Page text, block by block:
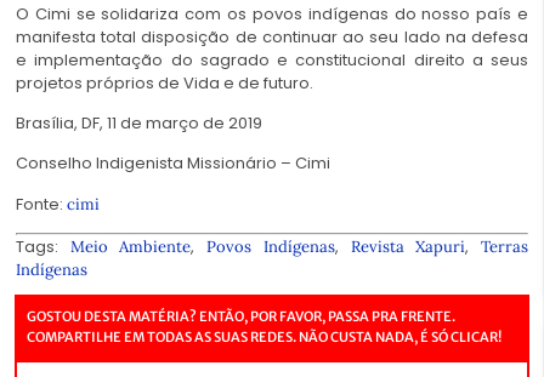
O Cimi se solidariza com os povos indígenas do nosso país e
manifesta total disposição de continuar ao seu lado na defesa
e implementação do sagrado e constitucional direito a seus
projetos próprios de Vida e de futuro.
Brasília, DF, 11 de março de 2019
Conselho Indigenista Missionário – Cimi
Fonte: cimi
Tags: Meio Ambiente,Povos Indígenas, Revista Xapuri,Terras
Indígenas
GOSTOU DESTA MATÉRIA? ENTÃO, POR FAVOR, PASSA PRA FRENTE.
COMPARTILHE EM TODAS AS SUAS REDES. NÃO CUSTA NADA, É SÓ CLICAR!